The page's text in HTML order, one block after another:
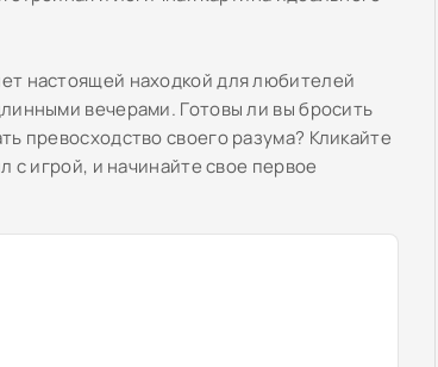
настоящей находкой для любителей
вечерами. Готовы ли вы бросить
превосходство своего разума? Кликайте
с игрой, и начинайте свое первое